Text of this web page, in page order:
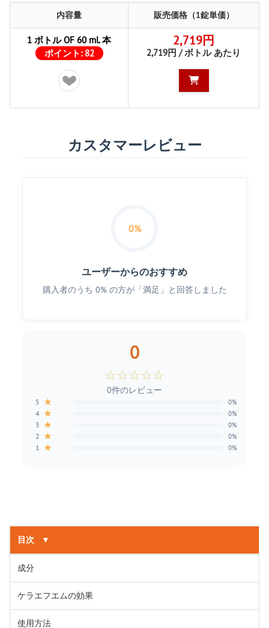
内容量 販売価格（1錠単価）
1 ボトル OF 60 ml. 本
ポイント: 82
2,719円
2,719円 / ボトル あたり
カスタマーレビュー
0%
ユーザーからのおすすめ
購入者のうち 0% の方が「満足」と回答しました
0
☆☆☆☆☆
0件のレビュー
5 ★ 0%
4 ★ 0%
3 ★ 0%
2 ★ 0%
1 ★ 0%
目次 ▼
成分
ケラエフエムの効果
使用方法